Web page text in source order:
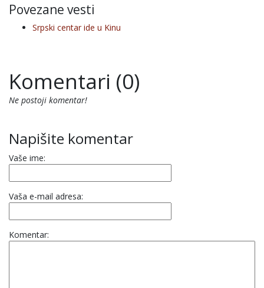
Povezane vesti
Srpski centar ide u Kinu
Komentari (0)
Ne postoji komentar!
Napišite komentar
Vaše ime:
Vaša e-mail adresa:
Komentar: